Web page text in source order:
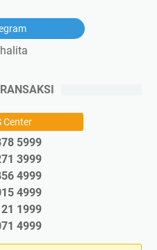
Center
5999
3999
4999
4999
1999
4999